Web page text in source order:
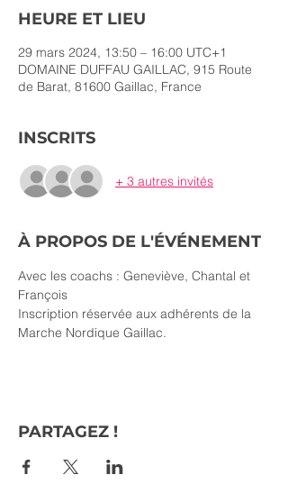
HEURE ET LIEU
29 mars 2024, 13:50 – 16:00 UTC+1
DOMAINE DUFFAU GAILLAC, 915 Route
de Barat, 81600 Gaillac, France
INSCRITS
+ 3 autres invités
À PROPOS DE L'ÉVÉNEMENT
Avec les coachs : Geneviève, Chantal et
François
Inscription réservée aux adhérents de la
Marche Nordique Gaillac.
PARTAGEZ !